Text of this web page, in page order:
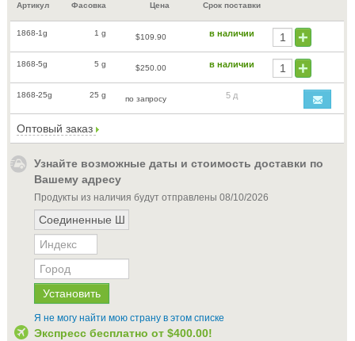
Артикул Фасовка Цена Срок поставки
1868-1g 1 g $109.90 в наличии
1868-5g 5 g $250.00 в наличии
1868-25g 25 g по запросу 5 д
Оптовый заказ
Узнайте возможные даты и стоимость доставки по
Вашему адресу
Продукты из наличия будут отправлены 08/10/2026
Я не могу найти мою страну в этом списке
Экспресс бесплатно от $400.00!